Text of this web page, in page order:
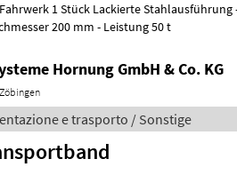
Lackierte Stahlausführung -
12.30 m – Durchmesser 200 mm - Leistung 50 t
Hornung GmbH & Co. KG
e trasporto / Sonstige